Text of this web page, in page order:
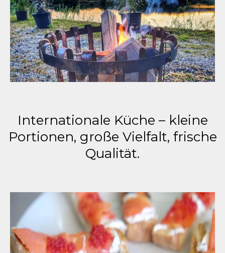
Internationale Küche – kleine
Portionen, große Vielfalt, frische
Qualität.